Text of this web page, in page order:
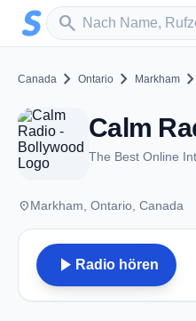
Zum Hauptinhalt springen
search
Sender suchen
Canada chevron_right Ontario chevron_right Markham chevron_right
The Best Online
placeMarkham, Ontario, Canada
play_arrow Radio hören